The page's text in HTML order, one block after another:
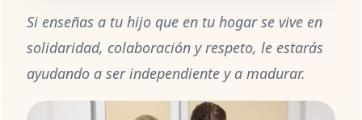
Si enseñas a tu hijo que en tu hogar se vive en
solidaridad, colaboración y respeto, le estarás
ayudando a ser independiente y a madurar.